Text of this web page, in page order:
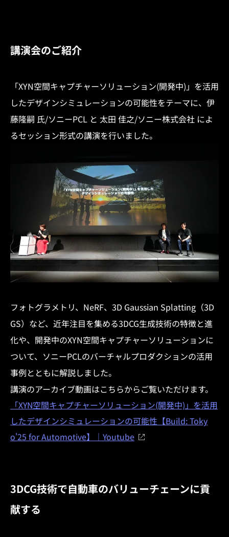
講演会のご紹介
「XYN空間キャプチャーソリューション(開発中)」を活用
したデザインシミュレーションの可能性をテーマに、伊
藤隆嗣 氏/ソニーPCL と 太田 佳之/ソニー株式会社 によ
るセッション形式の講演を行いました。
フォトグラメトリ、NeRF、3D Gaussian Splatting（3D
GS）など、近年注目を集める3DCG生成技術の特徴と進
化や、開発中のXYN空間キャプチャーソリューションに
ついて、ソニーPCLのバーチャルプロダクションの活用
事例とともに解説しました。
講演のアーカイブ動画はこちらからご覧いただけます。
「XYN空間キャプチャーソリューション(開発中)」を活用
したデザインシミュレーションの可能性【Build: Toky
o'25 for Automotive】｜Youtube
3DCG技術で自動車のバリューチェーンに貢
献する